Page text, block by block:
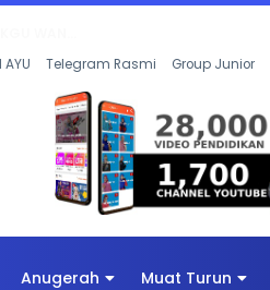
Telegram Rasmi Group Junior
Anugerah Muat Turun